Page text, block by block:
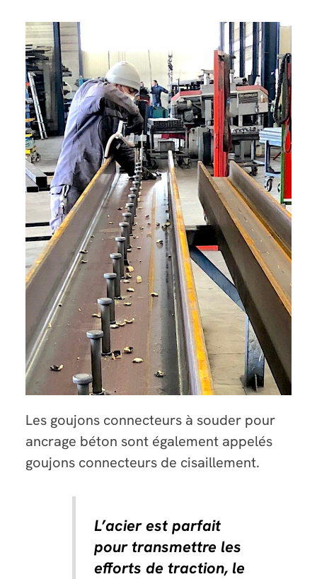
Les goujons connecteurs à souder pour
ancrage béton sont également appelés
goujons connecteurs de cisaillement.
L’acier est parfait
pour transmettre les
efforts de traction, le